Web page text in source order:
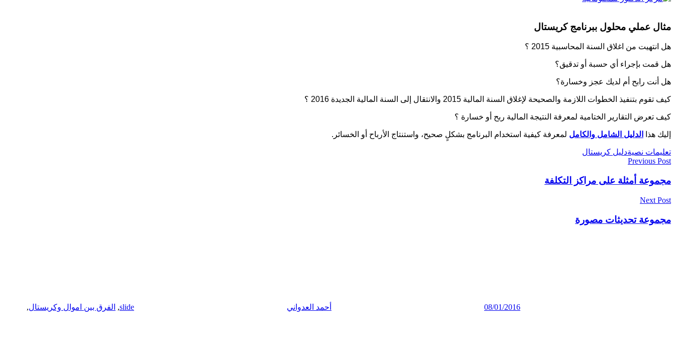
مثال عملي محلول ببرنامج كريستال
هل انتهيت من اغلاق السنة المحاسبية 2015 ؟
هل قمت بإجراء أي حسبة أو تدقيق؟
هل أنت رابح أم لديك عجز وخسارة؟
كيف تقوم بتنفيذ الخطوات اللازمة والصحيحة لإغلاق السنة المالية 2015 والانتقال إلى السنة المالية الجديدة 2016 ؟
كيف تعرض التقارير الختامية لمعرفة النتيجة المالية ربح أو خسارة ؟
إليك هذا الدليل الشامل والكامل لمعرفة كيفية استخدام البرنامج بشكلٍ صحيح، واستنتاج الأرباح أو الخسائر.
تعليمات نصيةدليل كريستال
تصفّح
المقالات
Previous Post
مجموعة أمثلة على مراكز التكلفة
Next Post
مجموعة تحديثات مصورة
08/01/2016 أحمد العدواني slide
, الفرق بين اموال وكريستال,